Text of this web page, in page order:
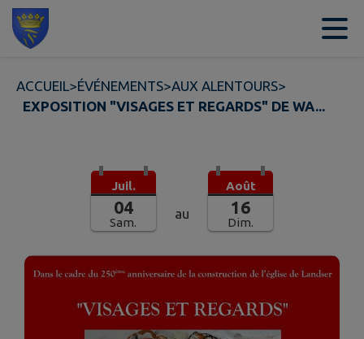
Contenu
ACCUEIL>ÉVÉNEMENTS>AUX ALENTOURS>
EXPOSITION "VISAGES ET REGARDS" DE WA...
Juil.
04
Sam.
au
Août
16
Dim.